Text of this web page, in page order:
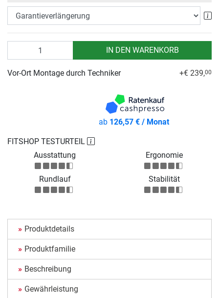
IN DEN WARENKORB
FITSHOP TESTURTEIL
Ausstattung
Ergonomie
Rundlauf Stabilität
Vor-Ort Montage durch Techniker +€ 239,00
ab 126,57 € / Monat
Produktdetails
Produktfamilie
Beschreibung
Gewährleistung